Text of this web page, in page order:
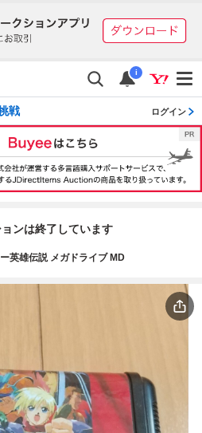
i
戦 ログイン
ンは終了しています
英雄伝説 メガドライブ MD